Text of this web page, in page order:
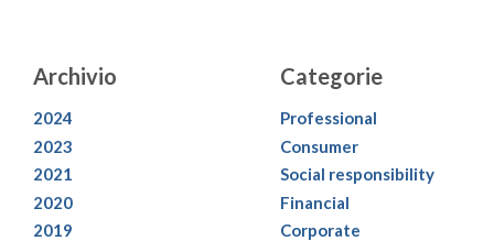
Archivio
2024
2023
2021
2020
2019
Categorie
Professional
Consumer
Social responsibility
Financial
Corporate